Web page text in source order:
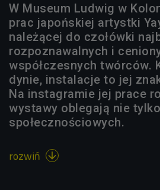
W Museum Ludwig w
prac japońskiej artystki
należącej do czołówki
rozpoznawalnych i
współczesnych twórców.
dynie, instalacje to jej
Na instagramie jej prace
wystawy oblegają nie
społecznościowych.
rozwiń 